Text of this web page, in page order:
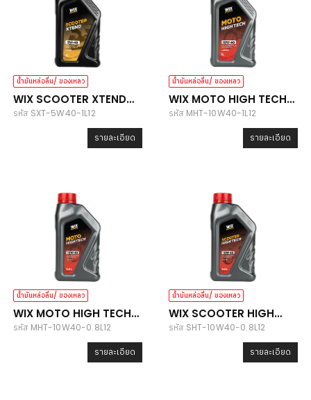
น้ำมันหล่อลื่น/ ของเหลว
WIX SCOOTER XTEND
5W40
รหัส SXT-5W40-1L12
รายละเอียด
น้ำมันหล่อลื่น/ ของเหลว
WIX MOTO HIGH TECH
10W40
รหัส MHT-10W40-1L12
รายละเอียด
น้ำมันหล่อลื่น/ ของเหลว
WIX MOTO HIGH TECH
10W40
รหัส MHT-10W40-0.8L12
รายละเอียด
น้ำมันหล่อลื่น/ ของเหลว
WIX SCOOTER HIGH
TECH 10W40
รหัส SHT-10W40-0.8L12
รายละเอียด